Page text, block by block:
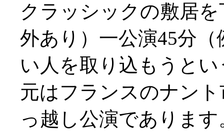
クラッシックの敷居
外あり）一公演45分
い人を取り込もうと
元はフランスのナン
っ越し公演であります